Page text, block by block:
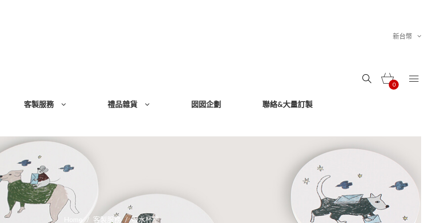
新台幣
0
客製服務 禮品雜貨 囡囡企劃 聯絡&大量訂製
客製服務 吸水杯墊